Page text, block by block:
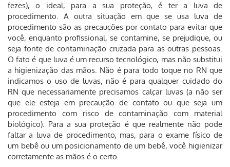
fezes), o ideal, para a sua proteção, é ter a luva de
procedimento. A outra situação em que se usa luva de
procedimento são as precauções por contato para evitar que
você, enquanto profissional, se contamine, se prejudique, ou
seja fonte de contaminação cruzada para as outras pessoas.
O fato é que luva é um recurso tecnológico, mas não substitui
a higienização das mãos. Não é para todo toque no RN que
indicamos o uso de luvas, não é para qualquer cuidado do
RN que necessariamente precisamos calçar luvas (a não ser
que ele esteja em precaução de contato ou que seja um
procedimento com risco de contaminação com material
biológico). Para a sua proteção é que realmente não pode
faltar a luva de procedimento, mas, para o exame físico de
um bebê ou um posicionamento de um bebê, você higienizar
corretamente as mãos é o certo.